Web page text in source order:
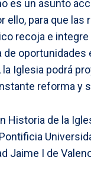
es un asunto
ello, para que
recoja e
oportunidades
Iglesia podrá
reforma y
Historia de la
Jaime I de